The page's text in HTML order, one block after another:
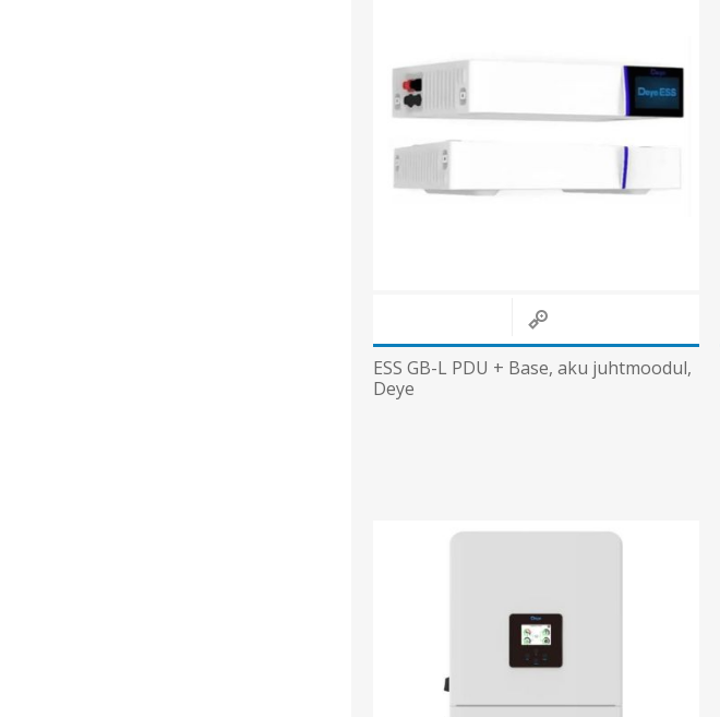
ESS GB-L PDU + Base, aku juhtmoodul,
Deye